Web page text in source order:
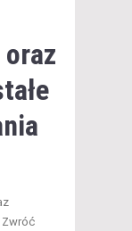
Zwróć